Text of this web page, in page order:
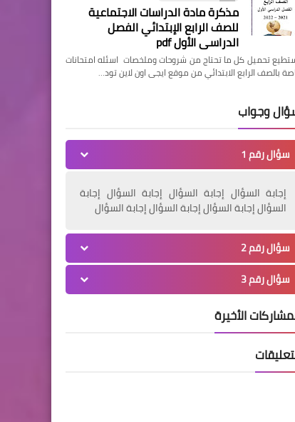
مذكرة مادة الدراسات الاجتماعية
للصف الرابع الإبتدائي الفصل
الدراسي الأول pdf
تحميل كل ما تحتاج من شروحات وملخصات اسئله امتحانات
بالصف الرابع الابتدائي من موقع ايجى اون لاين تود…
وجواب
سؤال رقم 1
إجابة السؤال إجابة السؤال إجابة السؤال إجابة
السؤال إجابة السؤال إجابة السؤال إجابة السؤال
سؤال رقم 2
سؤال رقم 3
الأخيرة